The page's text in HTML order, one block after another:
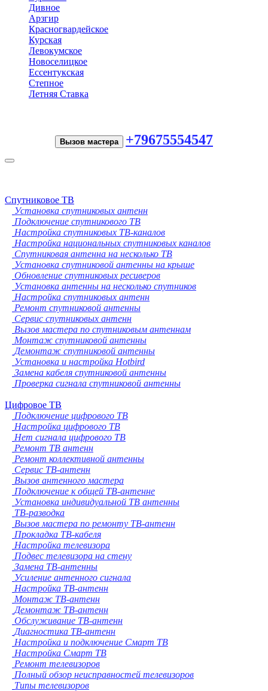
Дивное
Арзгир
Красногвардейское
Курская
Левокумское
Новоселицкое
Ессентукская
Степное
Летняя Ставка
Вызов мастера +79675554547
Toggle
Спутниковое ТВ
Установка спутниковых антенн
Подключение спутникового ТВ
Настройка спутниковых ТВ-каналов
Настройка национальных спутниковых каналов
Спутниковая антенна на несколько ТВ
Установка спутниковой антенны на крыше
Обновление спутниковых ресиверов
Установка антенны на несколько спутников
Настройка спутниковых антенн
Ремонт спутниковой антенны
Сервис спутниковых антенн
Вызов мастера по спутниковым антеннам
Монтаж спутниковой антенны
Демонтаж спутниковой антенны
Установка и настройка Hotbird
Замена кабеля спутниковой антенны
Проверка сигнала спутниковой антенны
Цифровое ТВ
Подключение цифрового ТВ
Настройка цифрового ТВ
Нет сигнала цифрового ТВ
Ремонт ТВ антенн
Ремонт коллективной антенны
Сервис ТВ-антенн
Вызов антенного мастера
Подключение к общей ТВ-антенне
Установка индивидуальной ТВ антенны
ТВ-разводка
Вызов мастера по ремонту ТВ-антенн
Прокладка ТВ-кабеля
Настройка телевизора
Подвес телевизора на стену
Замена ТВ-антенны
Усиление антенного сигнала
Настройка ТВ-антенн
Монтаж ТВ-антенн
Демонтаж ТВ-антенн
Обслуживание ТВ-антенн
Диагностика ТВ-антенн
Настройка и подключение Смарт ТВ
Настройка Смарт ТВ
Ремонт телевизоров
Полный обзор неисправностей телевизоров
Типы телевизоров